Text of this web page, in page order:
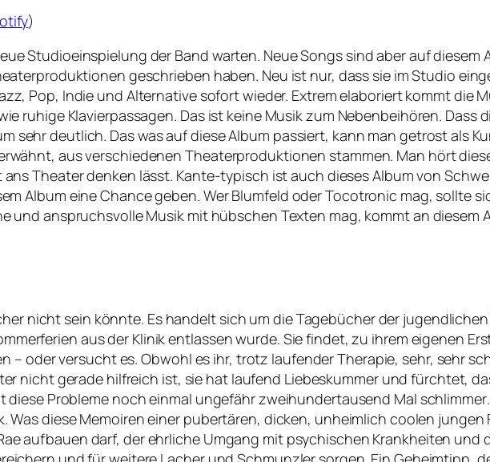
)
Studioeinspielung der Band warten. Neue Songs sind aber auf
geschrieben haben. Neu ist nur, dass sie im Studio
Pop, Indie und Alternative sofort wieder. Extrem elaboriert kommt die
ruhige Klavierpassagen. Das ist keine Musik zum Nebenbeihören. Dass
sehr deutlich. Das was auf diese Album passiert, kann man getrost als
aus verschiedenen Theaterproduktionen stammen. Man hört
Theater denken lässt. Kante-typisch ist auch dieses Album von
Album eine Chance geben. Wer Blumfeld oder Tocotronic mag, sollte
und anspruchsvolle Musik mit hübschen Texten mag, kommt an diesem
nicht sein könnte. Es handelt sich um die Tagebücher der
aus der Klinik entlassen wurde. Sie findet, zu ihrem eigenen
oder versucht es. Obwohl es ihr, trotz laufender Therapie, sehr, sehr
nicht gerade hilfreich ist, sie hat laufend Liebeskummer und fürchtet,
Probleme noch einmal ungefähr zweihundertausend Mal
Was diese Memoiren einer pubertären, dicken, unheimlich coolen
aufbauen darf, der ehrliche Umgang mit psychischen Krankheiten und